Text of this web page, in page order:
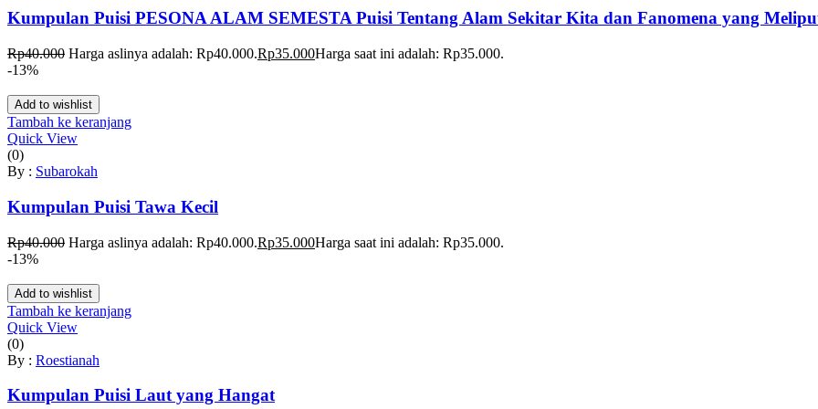
Kumpulan Puisi PESONA ALAM SEMESTA Puisi Tentang Alam Sekitar Kita dan Fanomena yang
Rp40.000 Harga aslinya adalah: Rp40.000.Rp35.000Harga saat ini adalah: Rp35.000.
-13%
Add to wishlist
Tambah ke keranjang
Quick View
(0)
By : Subarokah
Kumpulan Puisi Tawa Kecil
Rp40.000 Harga aslinya adalah: Rp40.000.Rp35.000Harga saat ini adalah: Rp35.000.
-13%
Add to wishlist
Tambah ke keranjang
Quick View
(0)
By : Roestianah
Kumpulan Puisi Laut yang Hangat